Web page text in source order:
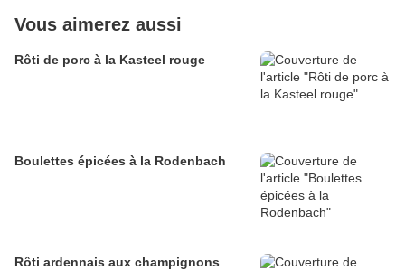
Vous aimerez aussi
Rôti de porc à la Kasteel rouge
Boulettes épicées à la Rodenbach
Rôti ardennais aux champignons